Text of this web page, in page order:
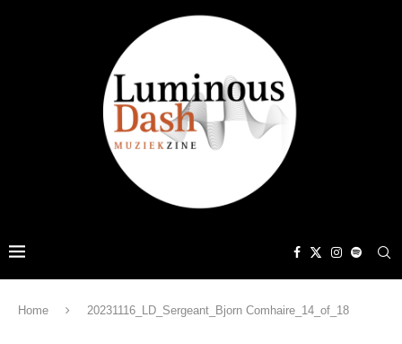
Home 20231116_LD_Sergeant_Bjorn Comhaire_14_of_18